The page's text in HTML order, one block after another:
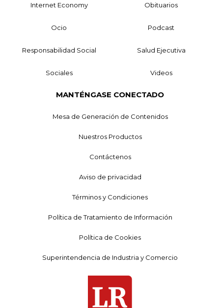
Internet Economy Obituarios
Ocio Podcast
Responsabilidad Social Salud Ejecutiva
Sociales Videos
MANTÉNGASE CONECTADO
Mesa de Generación de Contenidos
Nuestros Productos
Contáctenos
Aviso de privacidad
Términos y Condiciones
Política de Tratamiento de Información
Política de Cookies
Superintendencia de Industria y Comercio